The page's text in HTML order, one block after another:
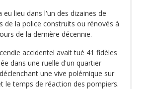
eu lieu dans l'un des dizaines de
de la police construits ou rénovés à
de la dernière décennie.
accidentel avait tué 41 fidèles
dans une ruelle d'un quartier
une vive polémique sur
le temps de réaction des pompiers.